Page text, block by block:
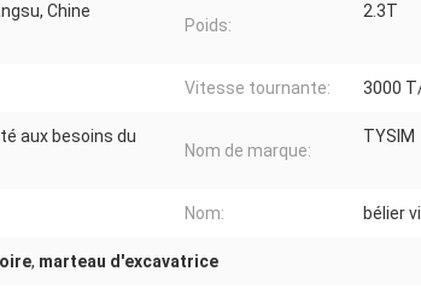
Chine
Poids:
2.3T
Vitesse tournante: 3000
aux besoins du
Nom de marque:
TYSIM
Nom: bélier
, marteau d'excavatrice